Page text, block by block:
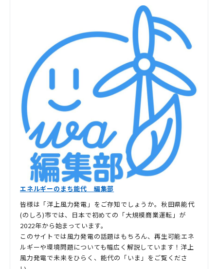
エネルギーのまち能代 編集部
皆様は「洋上風力発電」をご存知でしょうか。秋田県能代
(のしろ)市では、日本で初めての「大規模商業運転」が
2022年から始まっています。
このサイトでは風力発電の話題はもちろん、再生可能エネ
ルギーや環境問題についても幅広く解説しています！洋上
風力発電で未来をひらく、能代の「いま」をご覧くださ